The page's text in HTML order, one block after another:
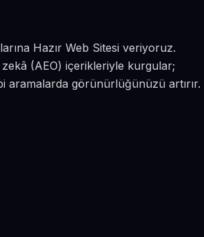
Hazır Web Sitesi veriyoruz.
(AEO) içerikleriyle kurgular;
aramalarda görünürlüğünüzü artırır.